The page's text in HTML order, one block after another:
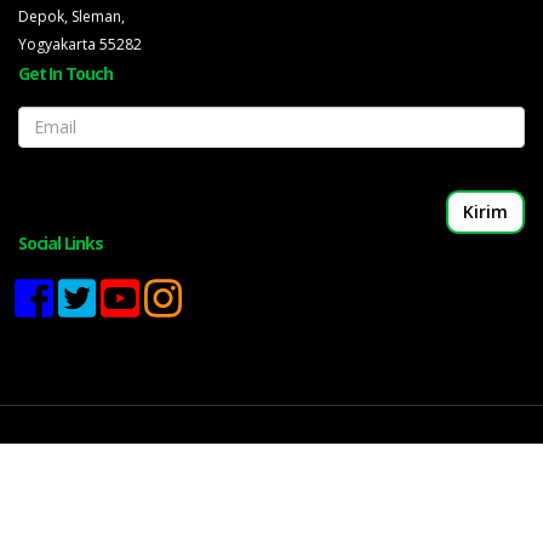
Depok, Sleman,
Yogyakarta 55282
Get In Touch
Email
Social Links